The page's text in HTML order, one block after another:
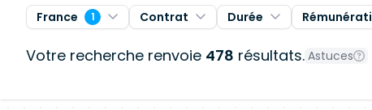
France 1 Contrat Durée
Votre recherche renvoie 478 résultats. Astuces